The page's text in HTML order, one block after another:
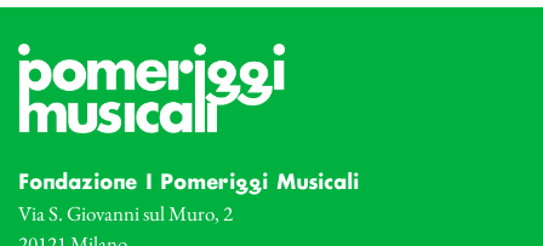
Fondazione I Pomeriggi Musicali
Via S. Giovanni sul Muro, 2